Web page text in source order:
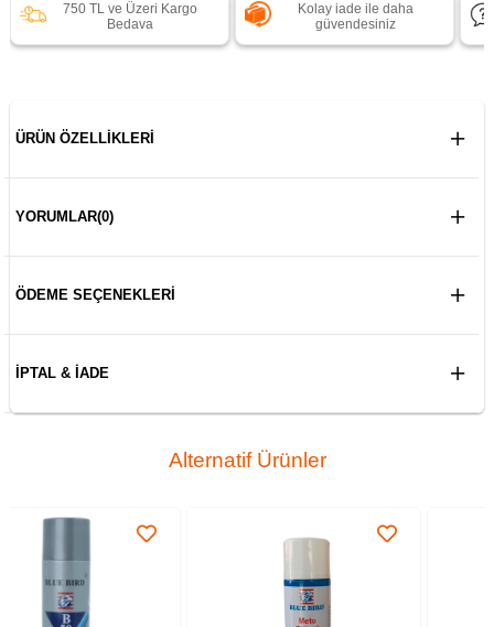
750 TL ve Üzeri Kargo
Bedava
Kolay iade ile daha
güvendesiniz
ÜRÜN ÖZELLIKLERI
YORUMLAR(0)
ÖDEME SEÇENEKLERI
İPTAL & İADE
Alternatif Ürünler